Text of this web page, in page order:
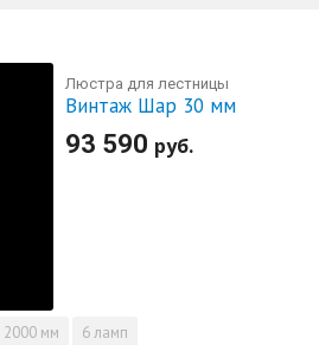
Люстра для лестницы
Винтаж Шар 30 мм
93 590 руб.
2000 мм 6 ламп